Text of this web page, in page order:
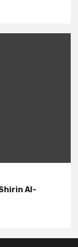
Al-